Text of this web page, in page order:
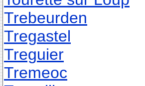
Trebeurden
Tregastel
Treguier
Tremeoc